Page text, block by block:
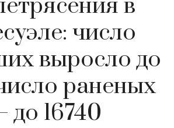
в
число
выросло до
раненых
16740